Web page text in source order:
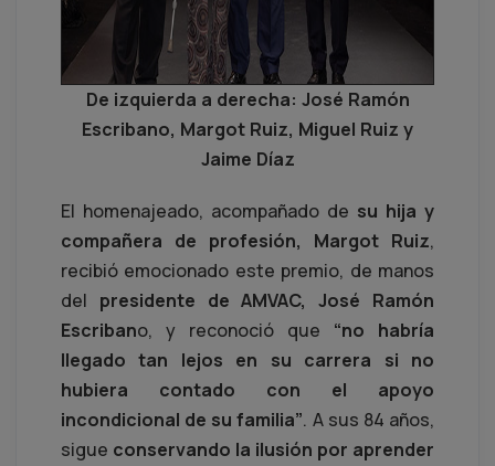
De izquierda a derecha: José Ramón
Escribano, Margot Ruiz, Miguel Ruiz y
Jaime Díaz
El homenajeado, acompañado de su hija y
compañera de profesión, Margot Ruiz,
recibió emocionado este premio, de manos
del presidente de AMVAC, José Ramón
Escribano, y reconoció que “no habría
llegado tan lejos en su carrera si no
hubiera contado con el apoyo
incondicional de su familia”. A sus 84 años,
sigue conservando la ilusión por aprender